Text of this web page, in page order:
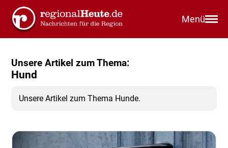
Menü
Unsere Artikel zum Thema:
Hund
Unsere Artikel zum Thema Hunde.